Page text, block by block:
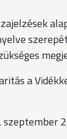
a